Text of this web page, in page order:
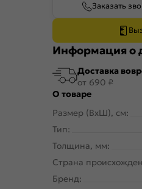
Заказать
Информация о
Доставка
от 690 ₽
О товаре
Размер (ВхШ), см:
Тип:
Толщина, мм:
Страна
Бренд: